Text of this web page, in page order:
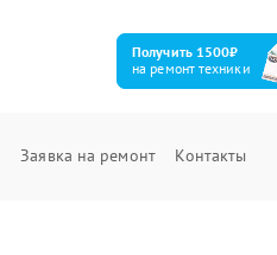
Получить 1500₽
на ремонт техники
Заявка на ремонт Контакты